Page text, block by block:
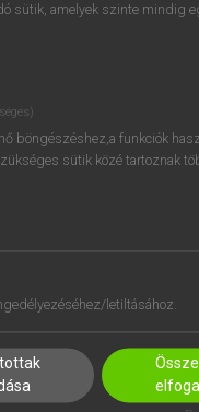
REGISZTRÁCIÓ
sütik, amelyek szinte mindig
böngészéshez,a funkciók
sütik közé tartoznak
letiltásához.